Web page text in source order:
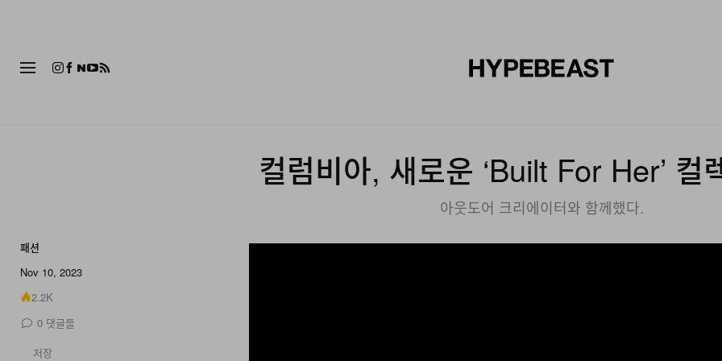
컬럼비아, 새로운 ‘Built For Her’ 컬
아웃도어 크리에이터와 함께했다.
패션
Nov 10, 2023
2.2K
0 댓글들
저장